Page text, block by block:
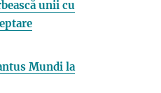
unii cu
Mundi la